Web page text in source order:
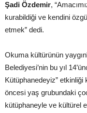
Şadi Özdemir,
kurabildiği ve kendini
etmek” dedi.
Okuma kültürünün
Belediyesi’nin bu yıl
Kütüphanedeyiz” etkinliği
öncesi yaş grubundaki
kütüphaneyle ve kültürel